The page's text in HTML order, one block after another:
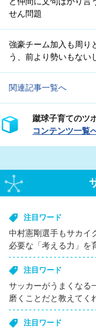
せん問題
強豪チーム加入も周り
う、前より勢いもない
関連記事一覧へ
蹴球子育てのツ
コンテンツ一覧
注目ワード
中村憲剛選手もサカ
必要な「考える力」を
注目ワード
サッカーがうまくなる
磨くことだと教えてく
注目ワード